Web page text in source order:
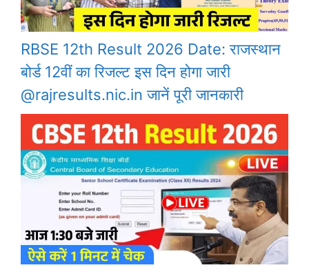
RBSE 12th Result 2026 Date: राजस्थान
बोर्ड 12वीं का रिजल्ट इस दिन होगा जारी
@rajresults.nic.in जानें पूरी जानकारी